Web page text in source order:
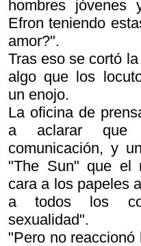
hombres jóvenes
Efron teniendo
amor?".
Tras eso se cortó
algo que los
un enojo.
La oficina de
a aclarar
comunicación, y
"The Sun" que el
cara a los papeles
a todos los
sexualidad".
"Pero no